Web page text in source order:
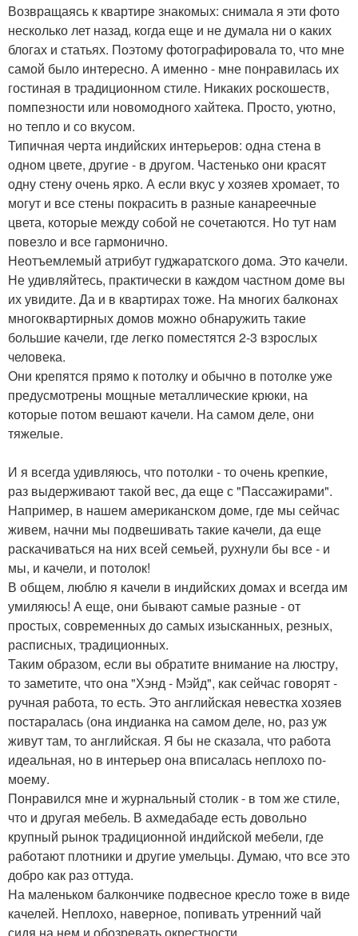
Возвращаясь к квартире знакомых: снимала я эти фото
несколько лет назад, когда еще и не думала ни о каких
блогах и статьях. Поэтому фотографировала то, что мне
самой было интересно. А именно - мне понравилась их
гостиная в традиционном стиле. Никаких роскошеств,
помпезности или новомодного хайтека. Просто, уютно,
но тепло и со вкусом.
Типичная черта индийских интерьеров: одна стена в
одном цвете, другие - в другом. Частенько они красят
одну стену очень ярко. А если вкус у хозяев хромает, то
могут и все стены покрасить в разные канареечные
цвета, которые между собой не сочетаются. Но тут нам
повезло и все гармонично.
Неотъемлемый атрибут гуджаратского дома. Это качели.
Не удивляйтесь, практически в каждом частном доме вы
их увидите. Да и в квартирах тоже. На многих балконах
многоквартирных домов можно обнаружить такие
большие качели, где легко поместятся 2-3 взрослых
человека.
Они крепятся прямо к потолку и обычно в потолке уже
предусмотрены мощные металлические крюки, на
которые потом вешают качели. На самом деле, они
тяжелые.
И я всегда удивляюсь, что потолки - то очень крепкие,
раз выдерживают такой вес, да еще с "Пассажирами".
Например, в нашем американском доме, где мы сейчас
живем, начни мы подвешивать такие качели, да еще
раскачиваться на них всей семьей, рухнули бы все - и
мы, и качели, и потолок!
В общем, люблю я качели в индийских домах и всегда им
умиляюсь! А еще, они бывают самые разные - от
простых, современных до самых изысканных, резных,
расписных, традиционных.
Таким образом, если вы обратите внимание на люстру,
то заметите, что она "Хэнд - Мэйд", как сейчас говорят -
ручная работа, то есть. Это английская невестка хозяев
постаралась (она индианка на самом деле, но, раз уж
живут там, то английская. Я бы не сказала, что работа
идеальная, но в интерьер она вписалась неплохо по-
моему.
Понравился мне и журнальный столик - в том же стиле,
что и другая мебель. В ахмедабаде есть довольно
крупный рынок традиционной индийской мебели, где
работают плотники и другие умельцы. Думаю, что все это
добро как раз оттуда.
На маленьком балкончике подвесное кресло тоже в виде
качелей. Неплохо, наверное, попивать утренний чай
сидя на нем и обозревать окрестности.